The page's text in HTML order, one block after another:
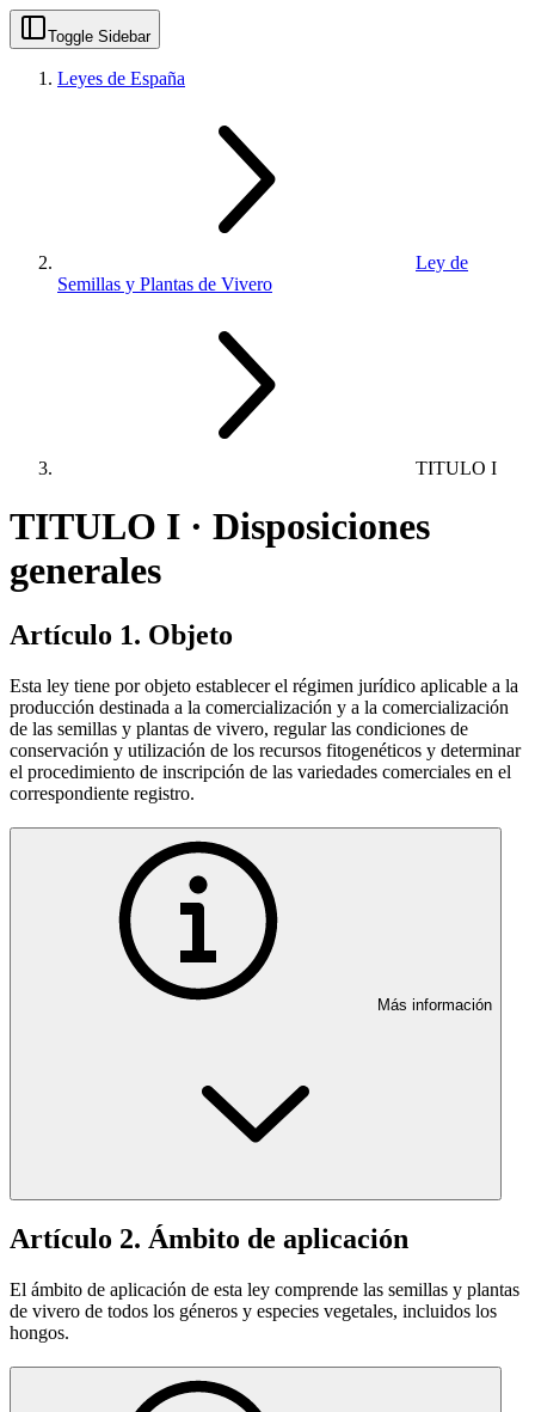
Toggle Sidebar
Leyes de España
Ley de
Semillas y Plantas de Vivero
TITULO I
TITULO I · Disposiciones
generales
Artículo 1. Objeto
Esta ley tiene por objeto establecer el régimen jurídico aplicable a la
producción destinada a la comercialización y a la comercialización
de las semillas y plantas de vivero, regular las condiciones de
conservación y utilización de los recursos fitogenéticos y determinar
el procedimiento de inscripción de las variedades comerciales en el
correspondiente registro.
Más información
Artículo 2. Ámbito de aplicación
El ámbito de aplicación de esta ley comprende las semillas y plantas
de vivero de todos los géneros y especies vegetales, incluidos los
hongos.